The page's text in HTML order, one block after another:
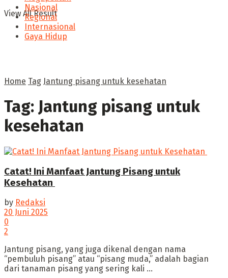
View All Result
Nasional
Regional
Internasional
Gaya Hidup
Home Tag Jantung pisang untuk kesehatan
Tag: Jantung pisang untuk
kesehatan
Catat! Ini Manfaat Jantung Pisang untuk
Kesehatan
by Redaksi
20 Juni 2025
0
2
‎Jantung pisang, yang juga dikenal dengan nama
“pembuluh pisang” atau “pisang muda,” adalah bagian
dari tanaman pisang yang sering kali ...